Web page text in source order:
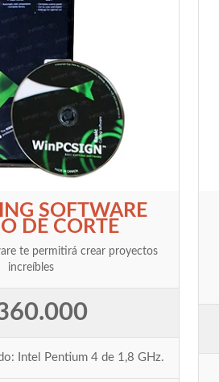
SOFTWARE
DE CORTE
te permitirá crear proyectos
increíbles
Intel Pentium 4 de 1,8 GHz.